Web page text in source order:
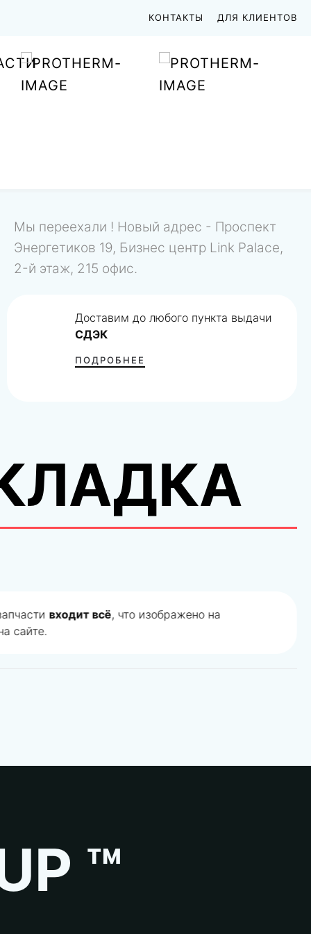
КОНТАКТЫ ДЛЯ КЛИЕНТОВ
Мы переехали ! Новый адрес - Проспект
Энергетиков 19, Бизнес центр Link Palace,
2-й этаж, 215 офис.
Доставим до любого пункта выдачи
СДЭК
ПОДРОБНЕЕ
входит всё, что изображено на
сайте.
™